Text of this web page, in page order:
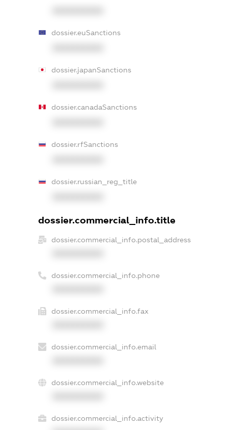
dossier.euSanctions
dossier.japanSanctions
dossier.canadaSanctions
dossier.rfSanctions
dossier.russian_reg_title
dossier.commercial_info.title
dossier.commercial_info.postal_address
dossier.commercial_info.phone
dossier.commercial_info.fax
dossier.commercial_info.email
dossier.commercial_info.website
dossier.commercial_info.activity